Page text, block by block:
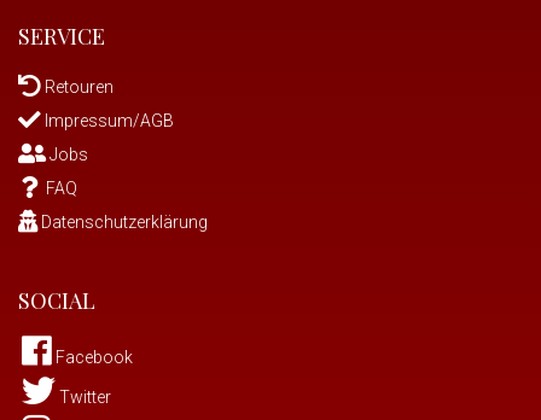
SERVICE
Retouren
Impressum/AGB
Jobs
FAQ
Datenschutzerklärung
SOCIAL
Facebook
Twitter